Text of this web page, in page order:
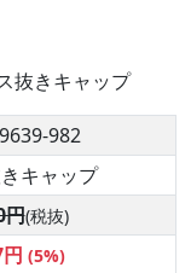
抜きキャップ
982
キャップ
円(税抜)
(5%)